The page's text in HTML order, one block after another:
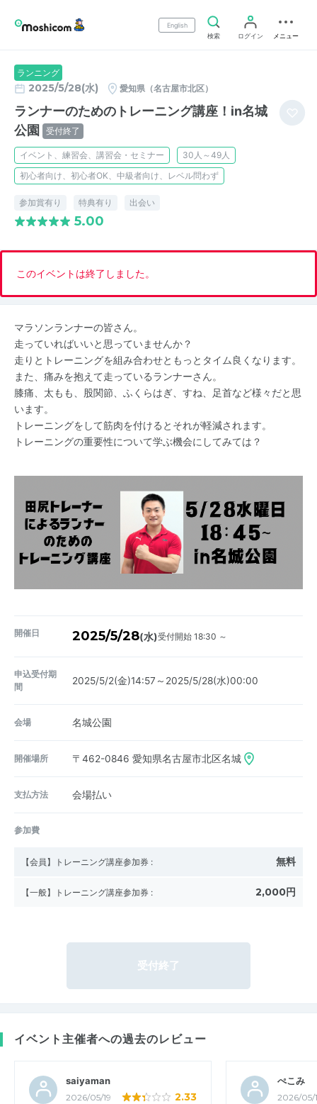
English
検索
ログイン メニュー
ランニング
2025/5/28(水) 愛知県（名古屋市北区）
ランナーのためのトレーニング講座！in名城
公園
受付終了
イベント、練習会、講習会・セミナー
30人～49人
初心者向け、初心者OK、中級者向け、レベル問わず
参加賞有り 特典有り 出会い
5.00
このイベントは終了しました。
マラソンランナーの皆さん。
走っていればいいと思っていませんか？
走りとトレーニングを組み合わせともっとタイム良くなります。
また、痛みを抱えて走っているランナーさん。
膝痛、太もも、股関節、ふくらはぎ、すね、足首など様々だと思
います。
トレーニングをして筋肉を付けるとそれが軽減されます。
トレーニングの重要性について学ぶ機会にしてみては？
開催日 2025/5/28(水)受付開始 18:30 ～
申込受付期
間
2025/5/2(金)14:57～2025/5/28(水)00:00
会場 名城公園
開催場所 〒462-0846 愛知県名古屋市北区名城
支払方法 会場払い
参加費
【会員】トレーニング講座参加券 : 無料
【一般】トレーニング講座参加券 : 2,000円
受付終了
イベント主催者への過去のレビュー
saiyaman
2026/05/19 2.33
ぺこみ
2026/05/